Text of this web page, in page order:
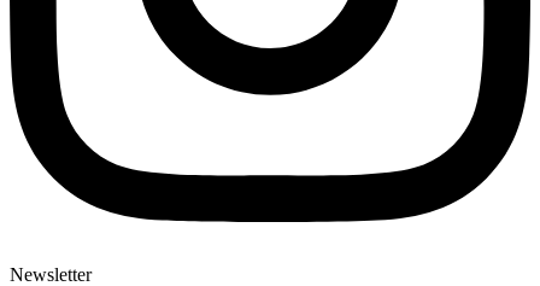
Newsletter